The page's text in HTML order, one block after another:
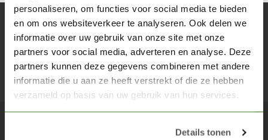
personaliseren, om functies voor social media te bieden
en om ons websiteverkeer te analyseren. Ook delen we
informatie over uw gebruik van onze site met onze
partners voor social media, adverteren en analyse. Deze
partners kunnen deze gegevens combineren met andere
informatie die u aan ze heeft verstrekt of die ze hebben
verzameld op basis van uw gebruik van hun services.
Details tonen
Abonneer je op onze nieuwsbrief
Blijf op de hoogte over onze laatste acties